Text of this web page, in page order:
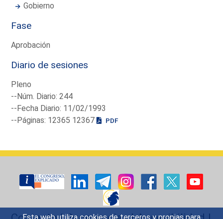
Gobierno
Fase
Aprobación
Diario de sesiones
Pleno
--Núm. Diario: 244
--Fecha Diario: 11/02/1993
--Páginas: 12365 12367
PDF